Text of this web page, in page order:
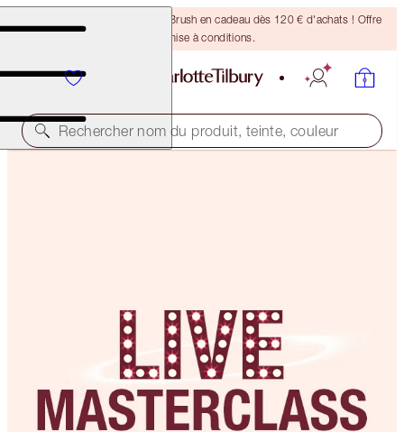
Recevez un pinceau Bronzing Brush en cadeau dès 120 € d'achats ! Offre
soumise à conditions.
Rechercher nom du produit, teinte, couleur